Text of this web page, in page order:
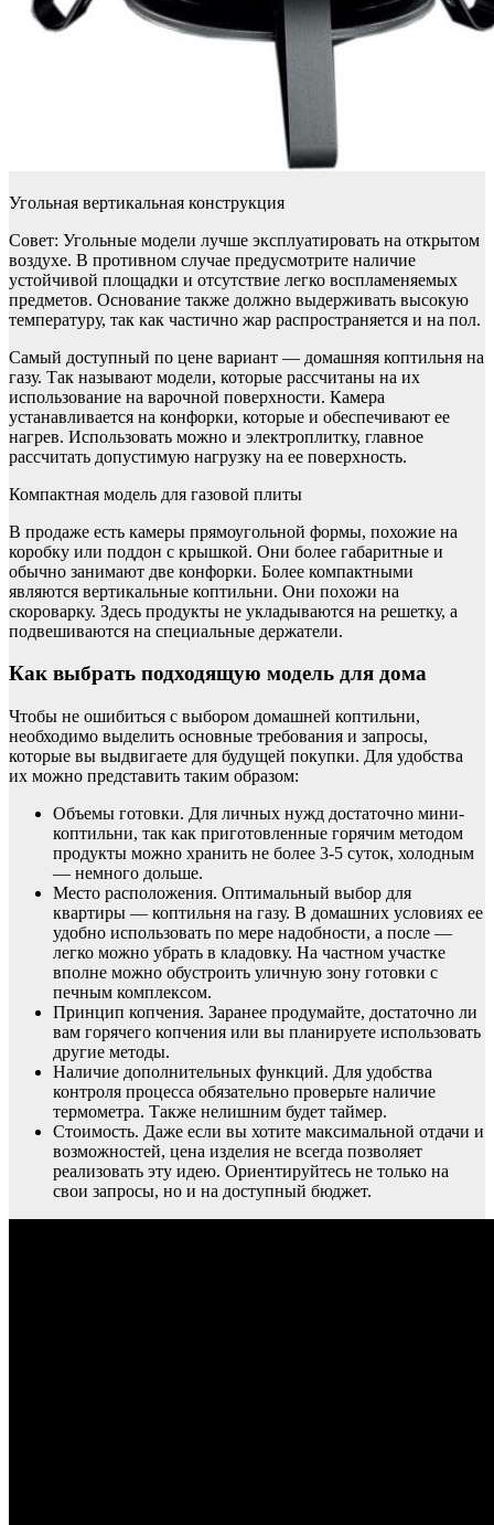
Угольная вертикальная конструкция
Совет: Угольные модели лучше эксплуатировать на открытом
воздухе. В противном случае предусмотрите наличие
устойчивой площадки и отсутствие легко воспламеняемых
предметов. Основание также должно выдерживать высокую
температуру, так как частично жар распространяется и на пол.
Самый доступный по цене вариант — домашняя коптильня на
газу. Так называют модели, которые рассчитаны на их
использование на варочной поверхности. Камера
устанавливается на конфорки, которые и обеспечивают ее
нагрев. Использовать можно и электроплитку, главное
рассчитать допустимую нагрузку на ее поверхность.
Компактная модель для газовой плиты
В продаже есть камеры прямоугольной формы, похожие на
коробку или поддон с крышкой. Они более габаритные и
обычно занимают две конфорки. Более компактными
являются вертикальные коптильни. Они похожи на
скороварку. Здесь продукты не укладываются на решетку, а
подвешиваются на специальные держатели.
Как выбрать подходящую модель для дома
Чтобы не ошибиться с выбором домашней коптильни,
необходимо выделить основные требования и запросы,
которые вы выдвигаете для будущей покупки. Для удобства
их можно представить таким образом:
Объемы готовки. Для личных нужд достаточно мини-
коптильни, так как приготовленные горячим методом
продукты можно хранить не более 3-5 суток, холодным
— немного дольше.
Место расположения. Оптимальный выбор для
квартиры — коптильня на газу. В домашних условиях ее
удобно использовать по мере надобности, а после —
легко можно убрать в кладовку. На частном участке
вполне можно обустроить уличную зону готовки с
печным комплексом.
Принцип копчения. Заранее продумайте, достаточно ли
вам горячего копчения или вы планируете использовать
другие методы.
Наличие дополнительных функций. Для удобства
контроля процесса обязательно проверьте наличие
термометра. Также нелишним будет таймер.
Стоимость. Даже если вы хотите максимальной отдачи и
возможностей, цена изделия не всегда позволяет
реализовать эту идею. Ориентируйтесь не только на
свои запросы, но и на доступный бюджет.